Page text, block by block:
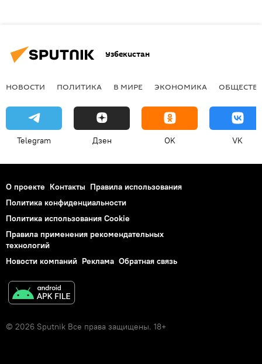
Узбекистан
НОВОСТИ ПОЛИТИКА В МИРЕ ЭКОНОМИКА
Telegram Дзен OK VK
О проекте Контакты Правила использования
Политика конфиденциальности
Политика использования Cookie
Правила применения рекомендательных
технологий
Новости компаний Реклама Обратная связь
© 2026 Sputnik Все права защищены. 18+